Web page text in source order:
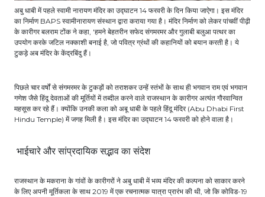
अबु धाबी में पहले स्वामी नारायण मंदिर का उद्घाटन 14 फरवरी के दिन किया जाऐगा। इस मंदिर
का निर्माण BAPS स्वामीनारायण संस्थान द्वारा कराया गया है। मंदिर निर्माण को लेकर पांचवीं पीढ़ी
के कारीगर बलराम टोंक ने कहा, 'हमने बेहतरीन सफेद संगमरमर और गुलाबी बलुआ पत्थर का
उपयोग करके जटिल नक्काशी बनाई है, जो पवित्र ग्रंथों की कहानियों को बयान करती है। ये
टुकड़े अब मंदिर के केंद्रबिंदु हैं।
पिछले चार वर्षों से संगमरमर के टुकड़ों को तराशकर उन्हें स्तंभों के साथ ही भगवान राम एवं भगवान
गणेश जैसे हिंदू देवताओं की मूर्तियों में तब्दील करने वाले राजस्थान के कारीगर अत्यंत गौरवान्वित
महसूस कर रहे हैं। क्योंकि उनकी कला को अबू धाबी के पहले हिंदू मंदिर (Abu Dhabi First
Hindu Temple) में जगह मिली है। इस मंदिर का उद्घाटन 14 फरवरी को होने वाला है।
भाईचारे और सांप्रदायिक सद्भाव का संदेश
राजस्थान के मकराना के गांवों के कारीगरों ने अबु धाबी में भव्य मंदिर की कल्पना को साकार करने
के लिए अपनी मूर्तिकला के साथ 2019 में एक रचनात्मक यात्रा प्रारंभ की थी, जो कि कोविड-19